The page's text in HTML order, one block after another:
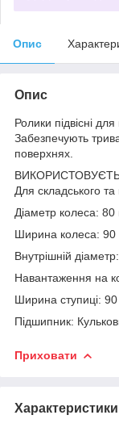
Опис
Опис
Ролики підвісні для
Забезпечують
поверхнях.
Для складського
Діаметр колеса:
Ширина колеса:
Внутрішній
Навантаження на
Ширина ступиці:
Підшипник:
Приховати
Характеристики